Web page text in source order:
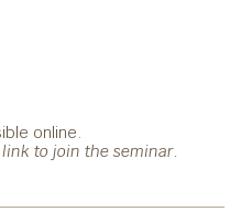
online.
to join the seminar.